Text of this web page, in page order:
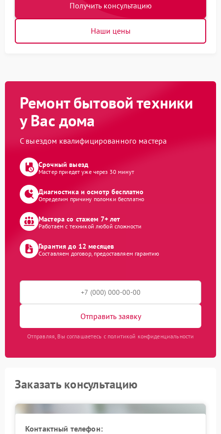
Получить консультацию
Наши цены
Ремонт бытовой техники
у Вас дома
С выездом квалифицированного мастера
Срочный выезд
Мастер приедет уже через 30 минут
Диагностика и осмотр бесплатно
Определим причину поломки бесплатно
Мастера со стажем 7+ лет
Работаем с техникой любой сложности
Гарантия до 12 месяцев
Составляем договор, предоставляем гарантию
Отправить заявку
Отправляя, Вы соглашаетесь с политикой конфиденциальности
Заказать консультацию
Контактный телефон: